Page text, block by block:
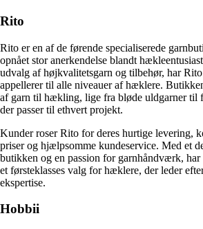
Rito
Rito er en af de førende specialiserede
opnået stor anerkendelse blandt
udvalg af højkvalitetsgarn og tilbehør, har
appellerer til alle niveauer af hæklere.
af garn til hækling, lige fra bløde uldgarner til
der passer til ethvert projekt.
Kunder roser Rito for deres hurtige levering,
priser og hjælpsomme kundeservice. Med et
butikken og en passion for garnhåndværk, har
et førsteklasses valg for hæklere, der leder
ekspertise.
Hobbii